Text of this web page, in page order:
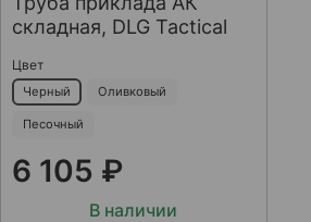
складная, DLG Tactical
Цвет
Черный Оливковый
Песочный
6 105 ₽
В наличии